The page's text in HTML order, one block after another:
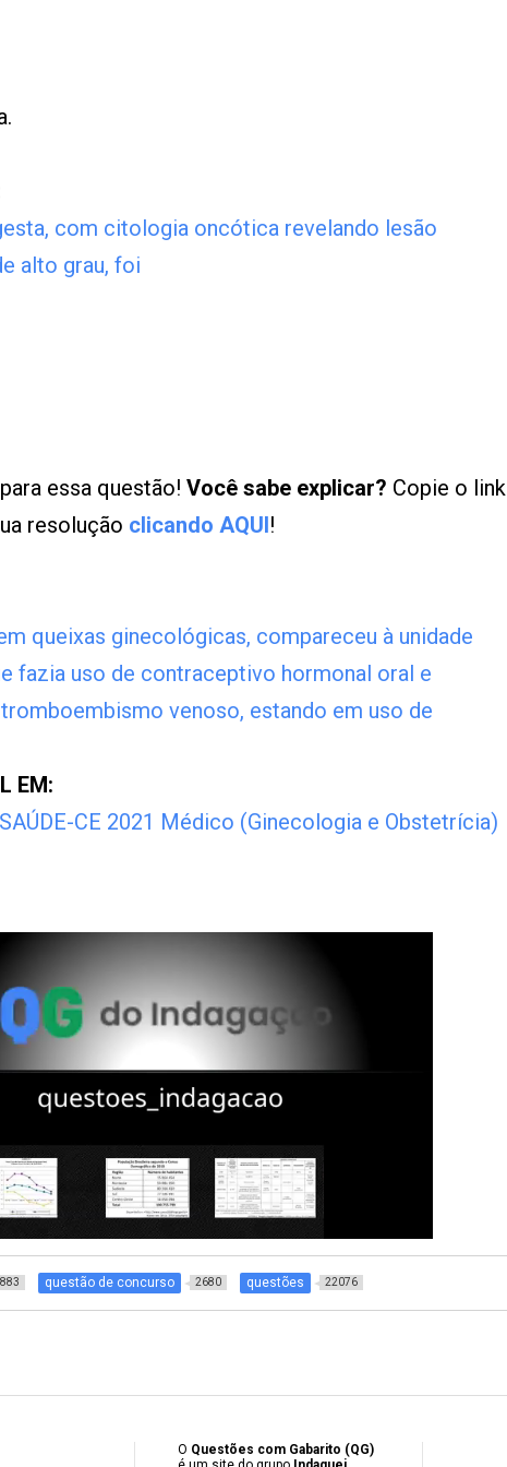
com citologia oncótica revelando lesão
alto grau, foi
essa questão! Você sabe explicar? Copie o link
resolução clicando AQUI!
queixas ginecológicas, compareceu à unidade
fazia uso de contraceptivo hormonal oral e
venoso, estando em uso de
EM:
CE 2021 Médico (Ginecologia e Obstetrícia)
883 questão de concurso 2680 questões 22076
O Questões com Gabarito (QG)